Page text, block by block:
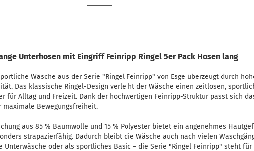
Unterhosen mit Eingriff Feinripp Ringel 5er Pack Hosen lang
Wäsche aus der Serie "Ringel Feinripp" von Esge überzeugt durch
Das klassische Ringel-Design verleiht der Wäsche einen zeitlosen,
für Alltag und Freizeit. Dank der hochwertigen Feinripp-Struktur passt sich
maximale Bewegungsfreiheit.
aus 85 % Baumwolle und 15 % Polyester bietet ein angenehmes
strapazierfähig. Dadurch bleibt die Wäsche auch nach vielen
Unterwäsche oder als sportliches Basic – die Serie "Ringel Feinripp" steht